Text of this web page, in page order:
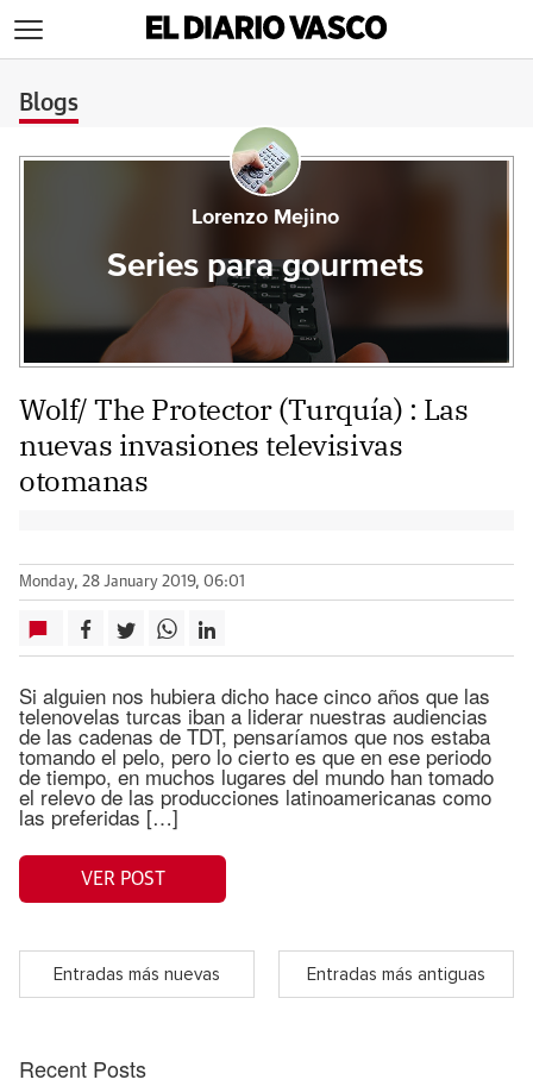
Blogs
Lorenzo Mejino
Series para gourmets
Wolf/ The Protector (Turquía) : Las
nuevas invasiones televisivas
otomanas
Monday, 28 January 2019, 06:01
Si alguien nos hubiera dicho hace cinco años que las
telenovelas turcas iban a liderar nuestras audiencias
de las cadenas de TDT, pensaríamos que nos estaba
tomando el pelo, pero lo cierto es que en ese periodo
de tiempo, en muchos lugares del mundo han tomado
el relevo de las producciones latinoamericanas como
las preferidas […]
VER POST
Entradas más nuevas Entradas más antiguas
Recent Posts